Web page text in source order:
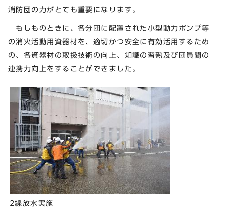
消防団の力がとても重要になります。
もしものときに、各分団に配置された小型動力ポンプ等
の消火活動用資器材を、適切かつ安全に有効活用するため
の、各資器材の取扱技術の向上、知識の習熟及び団員間の
連携力向上をすることができました。
2線放水実施